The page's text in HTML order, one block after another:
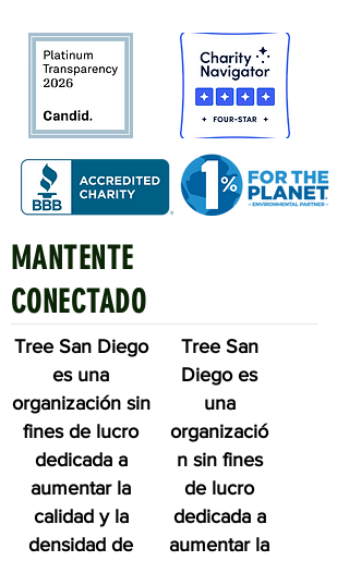
MANTENTE
CONECTADO
Tree San Diego
es una
organización sin
fines de lucro
dedicada a
aumentar la
calidad y la
densidad de
Tree San
Diego es
una
organizació
n sin fines
de lucro
dedicada a
aumentar la